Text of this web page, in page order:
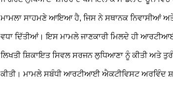
ਮਾਮਲਾ ਸਾਹਮਣੇ ਆਇਆ ਹੈ, ਜਿਸ ਨੇ ਸਥਾਨਕ ਨਿਵਾਸੀਆਂ ਅਤੇ
ਵਧਾ ਦਿੱਤੀਆਂ। ਇਸ ਮਾਮਲੇ ਜਾਣਕਾਰੀ ਮਿਲਦੇ ਹੀ
ਲਿਖਤੀ ਸ਼ਿਕਾਇਤ ਸਿਵਲ ਸਰਜਨ ਲੁਧਿਆਣਾ ਨੂੰ ਕੀਤੀ ਅਤੇ
ਕੀਤੀ। ਮਾਮਲੇ ਸਬੰਧੀ ਆਰਟੀਆਈ ਐਕਟੀਵਿਸਟ ਅਰਵਿੰਦ